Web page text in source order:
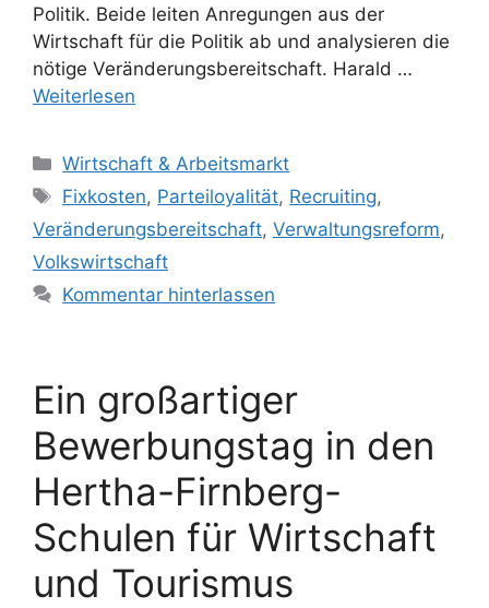
Politik. Beide leiten Anregungen aus der
Wirtschaft für die Politik ab und analysieren die
nötige Veränderungsbereitschaft. Harald …
Weiterlesen
Kategorien
Wirtschaft & Arbeitsmarkt
Schlagwörter
Fixkosten, Parteiloyalität, Recruiting,
Veränderungsbereitschaft, Verwaltungsreform,
Volkswirtschaft
Kommentar hinterlassen
Ein großartiger
Bewerbungstag in den
Hertha-Firnberg-
Schulen für Wirtschaft
und Tourismus